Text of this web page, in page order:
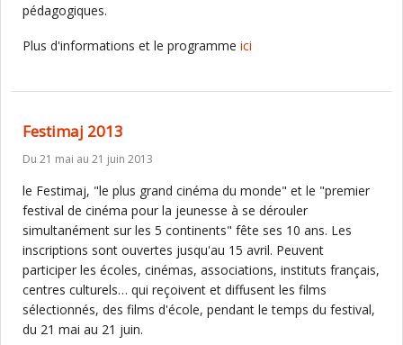
pédagogiques.
Plus d'informations et le programme ici
Festimaj 2013
Du 21 mai au 21 juin 2013
le Festimaj, "le plus grand cinéma du monde" et le "premier
festival de cinéma pour la jeunesse à se dérouler
simultanément sur les 5 continents" fête ses 10 ans. Les
inscriptions sont ouvertes jusqu'au 15 avril. Peuvent
participer les écoles, cinémas, associations, instituts français,
centres culturels… qui reçoivent et diffusent les films
sélectionnés, des films d'école, pendant le temps du festival,
du 21 mai au 21 juin.